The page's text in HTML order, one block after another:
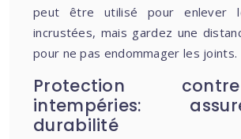
peut être utilisé pour enlever
incrustées, mais gardez une
pour ne pas endommager les joints.
Protection
intempéries:
durabilité